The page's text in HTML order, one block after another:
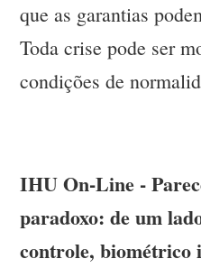
que as garantias
Toda crise pode ser
condições de
IHU On-Line -
paradoxo: de um
controle, biométrico